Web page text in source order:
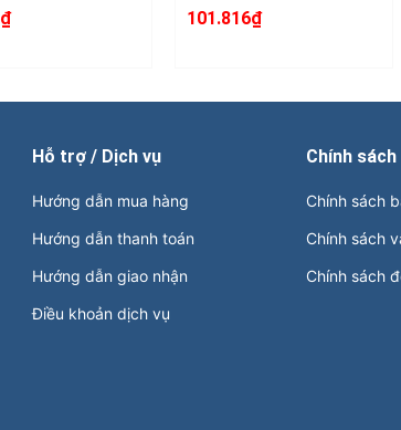
101.816₫
Hỗ trợ / Dịch vụ
Hướng dẫn mua hàng
Hướng dẫn thanh toán
Hướng dẫn giao nhận
Điều khoản dịch vụ
Chính
Chính sách
Chính sách
Chính sách